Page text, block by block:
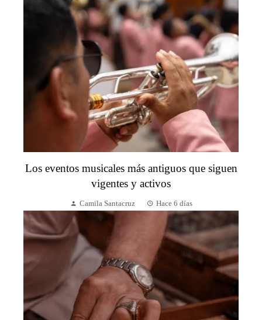
Los eventos musicales más antiguos que siguen
vigentes y activos
Camila Santacruz Hace 6 días